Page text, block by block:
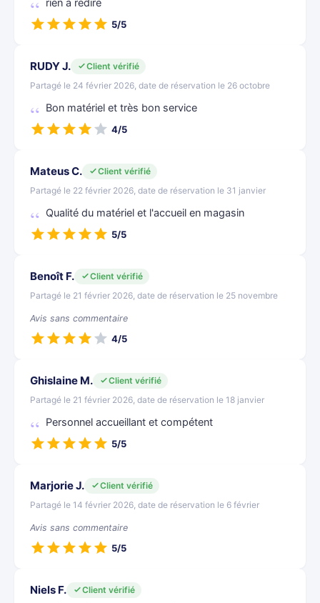
rien à redire
5/5
RUDY J.
Client vérifié
Partagé le 24 février 2026, date de réservation le 26 octobre
Bon matériel et très bon service
4/5
Mateus C.
Client vérifié
Partagé le 22 février 2026, date de réservation le 31 janvier
Qualité du matériel et l'accueil en magasin
5/5
Benoît F.
Client vérifié
Partagé le 21 février 2026, date de réservation le 25 novembre
Avis sans commentaire
4/5
Ghislaine M.
Client vérifié
Partagé le 21 février 2026, date de réservation le 18 janvier
Personnel accueillant et compétent
5/5
Marjorie J.
Client vérifié
Partagé le 14 février 2026, date de réservation le 6 février
Avis sans commentaire
5/5
Niels F.
Client vérifié